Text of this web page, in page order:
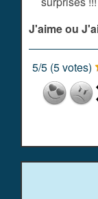
J'aime ou
5/5 (5votes)